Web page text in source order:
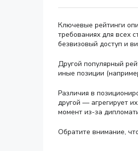
Ключевые рейтинги
требованиях для всех
безвизовый доступ и
Другой популярный
иные позиции
Различия в
другой — агрегирует
момент из-за
Обратите внимание,